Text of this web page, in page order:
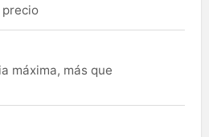
precio
máxima, más que